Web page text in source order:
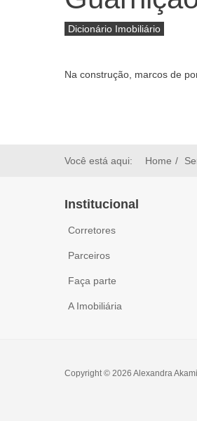
Dicionário Imobiliário
Na construção, marcos de
Você está aqui: Home
Institucional
Corretores
Parceiros
Faça parte
A Imobiliária
Copyright © 2026 Alexandra